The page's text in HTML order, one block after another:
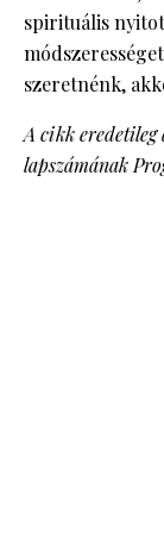
spirituális
szeretnénk,
A cikk eredetileg
lapszámának